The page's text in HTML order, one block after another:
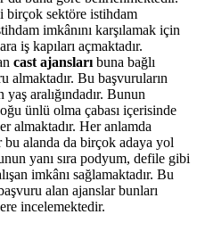
birçok sektöre istihdam
imkânını karşılamak için
iş kapıları açmaktadır.
cast ajansları buna bağlı
almaktadır. Bu başvuruların
aralığındadır. Bunun
ünlü olma çabası içerisinde
almaktadır. Her anlamda
bu alanda da birçok adaya yol
yanı sıra podyum, defile gibi
imkânı sağlamaktadır. Bu
alan ajanslar bunları
incelemektedir.